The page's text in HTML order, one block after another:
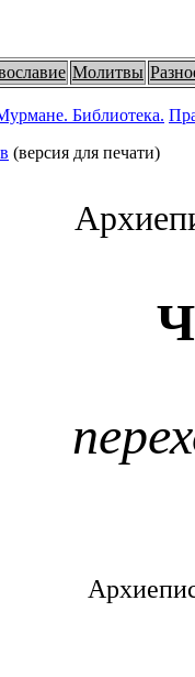
Молитвы
Библиотека.
(версия для печати)